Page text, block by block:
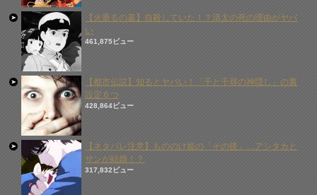
【火垂るの墓】自殺していた！？清太の死の理由がヤバ
い
461,875ビュー
【都市伝説】知るとヤバい！「千と千尋の神隠し」の裏
設定６つ
428,864ビュー
【ネタバレ注意】もののけ姫の「その後」…アシタカと
サンが結婚！？
317,832ビュー